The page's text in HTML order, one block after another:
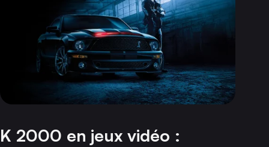
K 2000 en jeux vidéo :